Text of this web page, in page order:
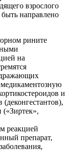
взрослого
направлено
рините
на
и
(«Зиртек»,
реакцией
препарат,